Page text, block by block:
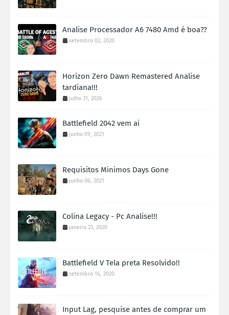
Analise Processador A6 7480 Amd é boa??
setembro 02, 2020
Horizon Zero Dawn Remastered Analise
tardiana!!!
julho 31, 2026
Battlefield 2042 vem ai
junho 09, 2021
Requisitos Minimos Days Gone
junho 06, 2021
Colina Legacy - Pc Analise!!!
janeiro 23, 2020
Battlefield V Tela preta Resolvido!!
setembro 16, 2020
Input Lag, pesquise antes de comprar um